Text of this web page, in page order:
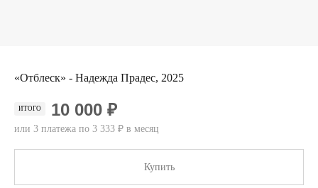
«Отблеск» - Надежда Прадес, 2025
ИТОГО 10 000 ₽
или 3 платежа по 3 333 ₽ в месяц
Купить